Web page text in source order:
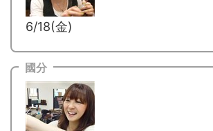
6/18(金)
國分